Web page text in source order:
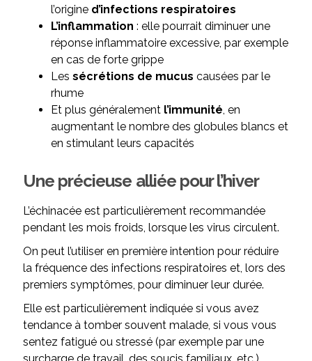
l’origine d’infections respiratoires
L’inflammation : elle pourrait diminuer une
réponse inflammatoire excessive, par exemple
en cas de forte grippe
Les sécrétions de mucus causées par le
rhume
Et plus généralement l’immunité, en
augmentant le nombre des globules blancs et
en stimulant leurs capacités
Une précieuse alliée pour l’hiver
L’échinacée est particulièrement recommandée
pendant les mois froids, lorsque les virus circulent.
On peut l’utiliser en première intention pour réduire
la fréquence des infections respiratoires et, lors des
premiers symptômes, pour diminuer leur durée.
Elle est particulièrement indiquée si vous avez
tendance à tomber souvent malade, si vous vous
sentez fatigué ou stressé (par exemple par une